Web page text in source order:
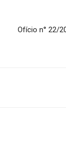
Ofício n° 22/